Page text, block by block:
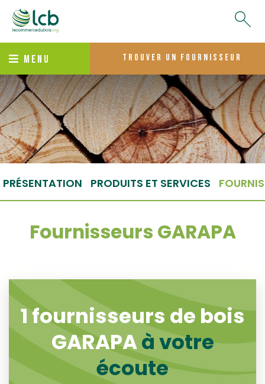
MENU trouver un fournisseur
PRÉSENTATION PRODUITS ET SERVICES
Fournisseurs GARAPA
1fournisseurs de bois
GARAPAà votre
écoute